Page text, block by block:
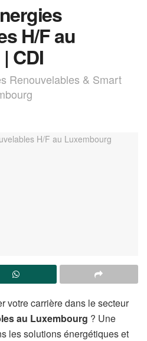
H/F au
CDI
Renouvelables & Smart
votre carrière dans le secteur
au Luxembourg ? Une
les solutions énergétiques et